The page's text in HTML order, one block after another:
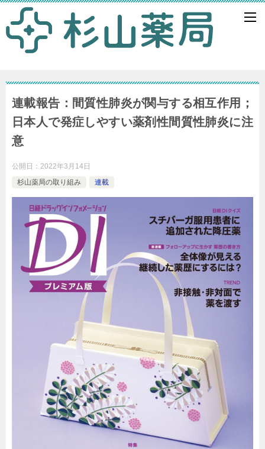
連載報告：間質性肺炎が関与する相互作用；
日本人で発症しやすい薬剤性間質性肺炎に注
意
公開日： 2022年3月14日
杉山薬局の取り組み
連載